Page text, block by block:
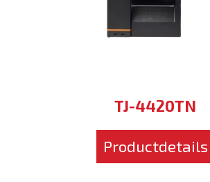
TJ-4420TN
Productdetails